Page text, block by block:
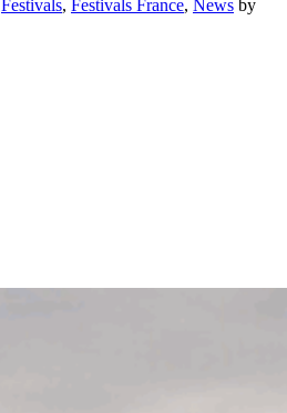
Festivals, Festivals France, News by